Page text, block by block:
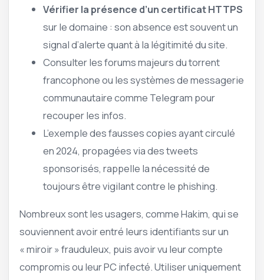
Vérifier la présence d’un certificat HTTPS
sur le domaine : son absence est souvent un
signal d’alerte quant à la légitimité du site.
Consulter les forums majeurs du torrent
francophone ou les systèmes de messagerie
communautaire comme Telegram pour
recouper les infos.
L’exemple des fausses copies ayant circulé
en 2024, propagées via des tweets
sponsorisés, rappelle la nécessité de
toujours être vigilant contre le phishing.
Nombreux sont les usagers, comme Hakim, qui se
souviennent avoir entré leurs identifiants sur un
« miroir » frauduleux, puis avoir vu leur compte
compromis ou leur PC infecté. Utiliser uniquement